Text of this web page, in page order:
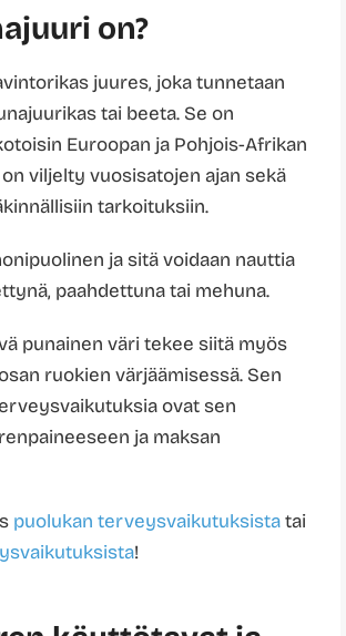
on?
juures, joka tunnetaan
tai beeta. Se on
Euroopan ja Pohjois-Afrikan
viljelty vuosisatojen ajan sekä
tarkoituksiin.
ja sitä voidaan nauttia
paahdettuna tai mehuna.
punainen väri tekee siitä myös
ruokien värjäämisessä. Sen
ovat sen
ja maksan
puolukan terveysvaikutuksistatai
!